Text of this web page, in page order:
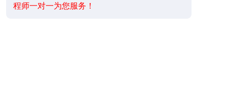
程师一对一为您服务！